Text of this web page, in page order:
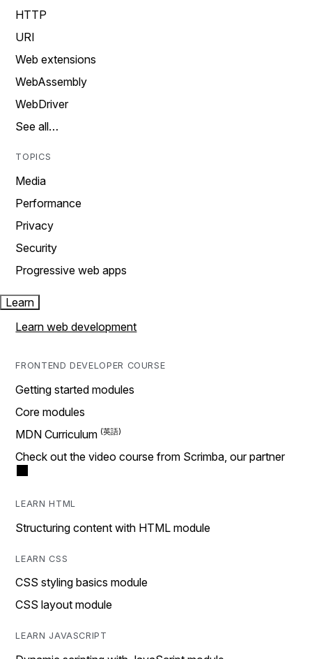
HTTP
URI
Web extensions
WebAssembly
WebDriver
See all…
TOPICS
Media
Performance
Privacy
Security
Progressive web apps
Learn
Learn web development
FRONTEND DEVELOPER COURSE
Getting started modules
Core modules
MDN Curriculum
Check out the video course from Scrimba, our partner
LEARN HTML
Structuring content with HTML module
LEARN CSS
CSS styling basics module
CSS layout module
LEARN JAVASCRIPT